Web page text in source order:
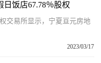
饭店67.78％股权
交易所显示，宁夏亘元房地
2023/03/17